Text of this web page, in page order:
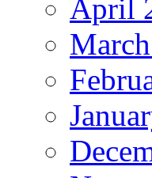
April